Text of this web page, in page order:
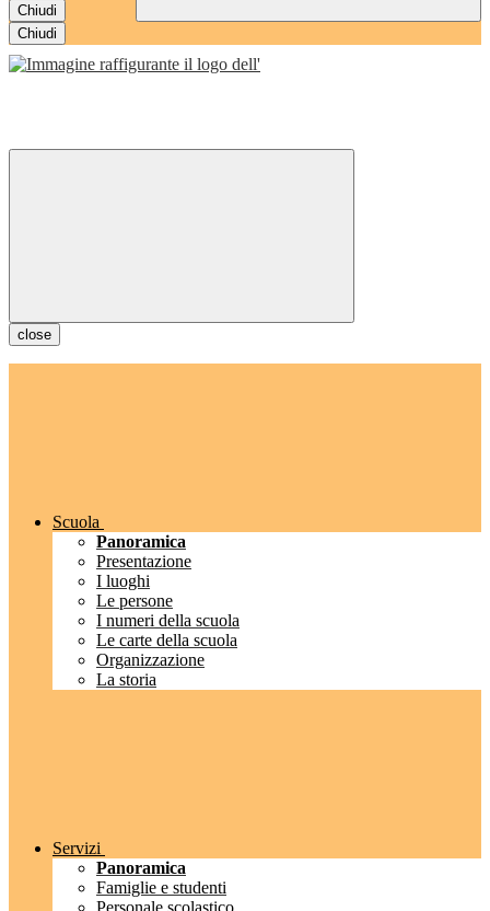
Chiudi
Chiudi
close
Scuola
Panoramica
Presentazione
I luoghi
Le persone
I numeri della scuola
Le carte della scuola
Organizzazione
La storia
Servizi
Panoramica
Famiglie e studenti